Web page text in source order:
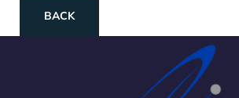
BACK